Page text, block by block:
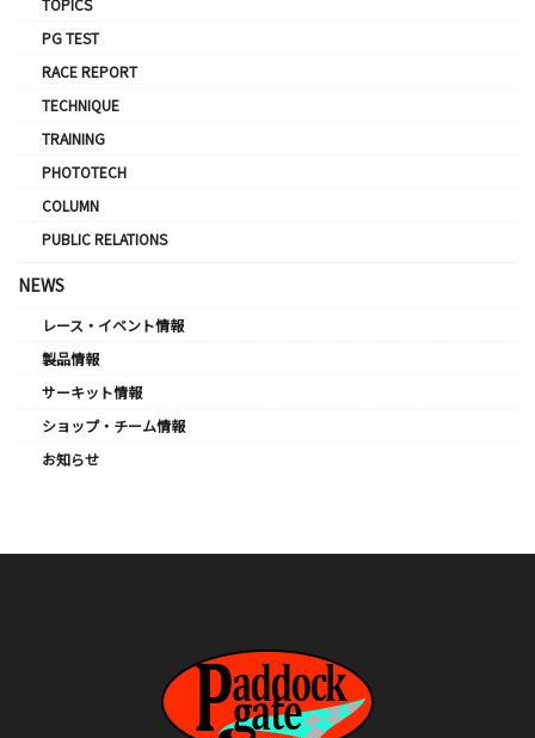
PG TEST
RACE REPORT
TECHNIQUE
TRAINING
PHOTOTECH
COLUMN
PUBLIC RELATIONS
NEWS
レース・イベント情報
製品情報
サーキット情報
ショップ・チーム情報
お知らせ